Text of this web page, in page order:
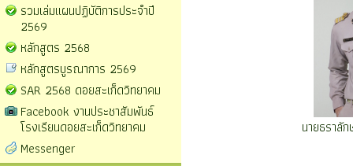
รวมเล่มแผนปฏิบัติการประจำปี
2569
หลักสูตร 2568
หลักสูตรบูรณาการ 2569
SAR 2568 ดอยสะเก็ดวิทยาคม
Facebook งานประชาสัมพันธ์
โรงเรียนดอยสะเก็ดวิทยาคม
Messenger
นายธราลั